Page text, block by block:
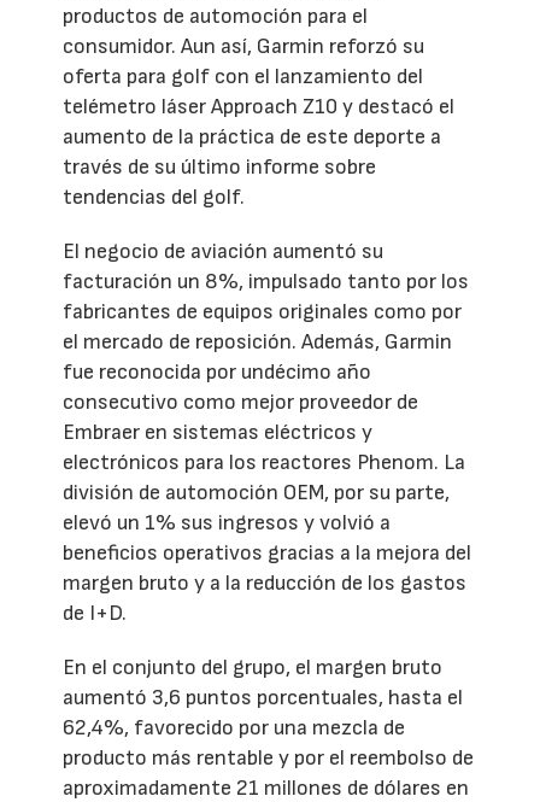
productos de automoción para el
consumidor. Aun así, Garmin reforzó su
oferta para golf con el lanzamiento del
telémetro láser Approach Z10 y destacó el
aumento de la práctica de este deporte a
través de su último informe sobre
tendencias del golf.
El negocio de aviación aumentó su
facturación un 8%, impulsado tanto por los
fabricantes de equipos originales como por
el mercado de reposición. Además, Garmin
fue reconocida por undécimo año
consecutivo como mejor proveedor de
Embraer en sistemas eléctricos y
electrónicos para los reactores Phenom. La
división de automoción OEM, por su parte,
elevó un 1% sus ingresos y volvió a
beneficios operativos gracias a la mejora del
margen bruto y a la reducción de los gastos
de I+D.
En el conjunto del grupo, el margen bruto
aumentó 3,6 puntos porcentuales, hasta el
62,4%, favorecido por una mezcla de
producto más rentable y por el reembolso de
aproximadamente 21 millones de dólares en